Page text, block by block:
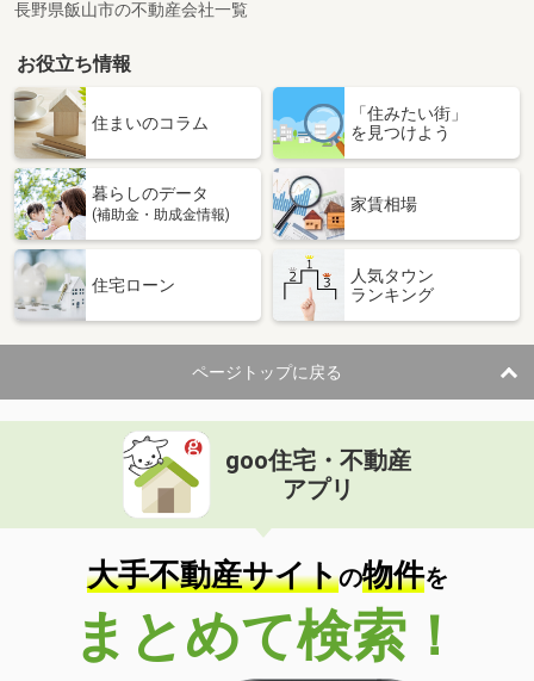
長野県飯山市の不動産会社一覧
お役立ち情報
住まいのコラム
「住みたい街」
を見つけよう
暮らしのデータ
(補助金・助成金情報)
家賃相場
住宅ローン
人気タウン
ランキング
ページトップに戻る
goo住宅・不動産
アプリ
大手不動産サイトの物件を
まとめて検索！